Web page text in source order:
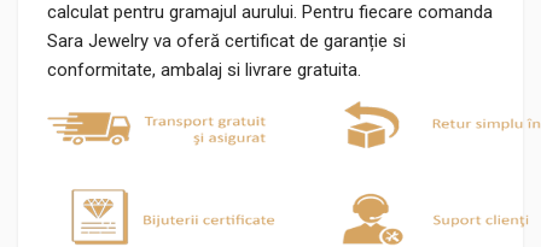
calculat pentru gramajul aurului. Pentru fiecare comanda
Sara Jewelry va oferă certificat de garanție si
conformitate, ambalaj si livrare gratuita.